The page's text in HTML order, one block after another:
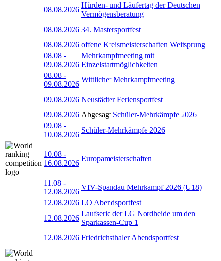
08.08.2026
Hürden- und Läufertag der Deutschen
Vermögensberatung
08.08.2026 34. Mastersportfest
08.08.2026 offene Kreismeisterschaften Weitsprung
08.08 -
09.08.2026
Mehrkampfmeeting mit
Einzelstartmöglichkeiten
08.08 -
09.08.2026
Wittlicher Mehrkampfmeeting
09.08.2026 Neustädter Feriensportfest
09.08.2026 Abgesagt Schüler-Mehrkämpfe 2026
09.08 -
10.08.2026
Schüler-Mehrkämpfe 2026
10.08 -
16.08.2026
Europameisterschaften
11.08 -
12.08.2026
VfV-Spandau Mehrkampf 2026 (U18)
12.08.2026 LO Abendsportfest
12.08.2026
Laufserie der LG Nordheide um den
Sparkassen-Cup 1
12.08.2026 Friedrichsthaler Abendsportfest